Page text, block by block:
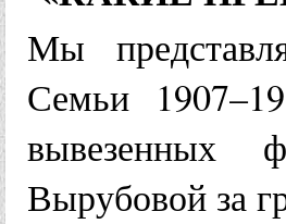
Рождества
монастырь
Иваново-
Мы
Семьи
вывезенных
Вырубовой за